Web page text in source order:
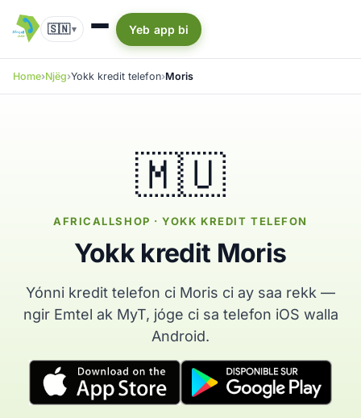
🇸🇳▾ Yeb app bi
Home Njëg Yokk kredit telefon Moris
🇲🇺
AFRICALLSHOP · YOKK KREDIT TELEFON
Yokk kredit Moris
Yónni kredit telefon ci Moris ci ay saa rekk —
ngir Emtel ak MyT, jóge ci sa telefon iOS walla
Android.